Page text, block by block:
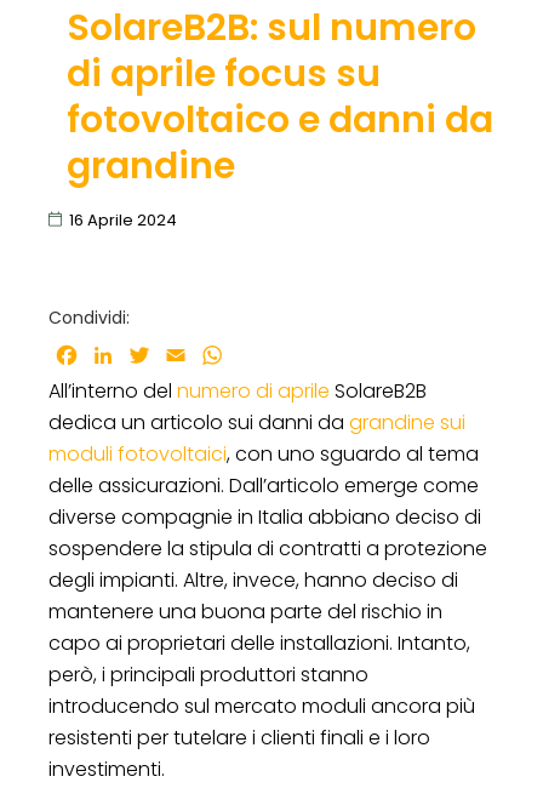
SolareB2B: sul numero
di aprile focus su
fotovoltaico e danni da
grandine
16 Aprile 2024
Condividi:
Facebook
LinkedInTwitter
Email
All’interno del numero di aprile SolareB2B
dedica un articolo sui danni da grandine sui
moduli fotovoltaici, con uno sguardo al tema
delle assicurazioni. Dall’articolo emerge come
diverse compagnie in Italia abbiano deciso di
sospendere la stipula di contratti a protezione
degli impianti. Altre, invece, hanno deciso di
mantenere una buona parte del rischio in
capo ai proprietari delle installazioni. Intanto,
però, i principali produttori stanno
introducendo sul mercato moduli ancora più
resistenti per tutelare i clienti finali e i loro
investimenti.